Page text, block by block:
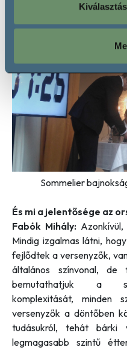
borokról, tehát komoly
Sommelier
És mi a jelentősége az
Fabók Mihály:
Mindig izgalmas látni,
fejlődtek a versenyzők,
általános színvonal,
bemutathatjuk a
komplexitását, minden
versenyzők a döntőben
tudásukról, tehát bárki
legmagasabb szintű